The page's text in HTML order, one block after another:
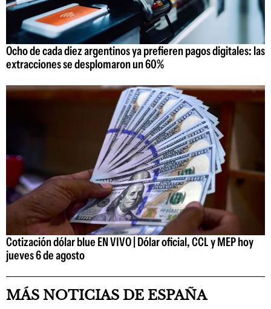
Ocho de cada diez argentinos ya prefieren pagos digitales: las
extracciones se desplomaron un 60%
Cotización dólar blue EN VIVO | Dólar oficial, CCL y MEP hoy
jueves 6 de agosto
MÁS NOTICIAS DE ESPAÑA